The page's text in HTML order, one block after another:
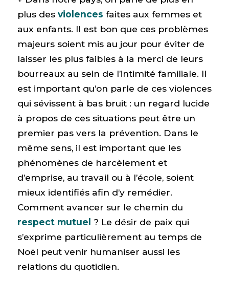
plus des violences faites aux femmes et
aux enfants. Il est bon que ces problèmes
majeurs soient mis au jour pour éviter de
laisser les plus faibles à la merci de leurs
bourreaux au sein de l’intimité familiale. Il
est important qu’on parle de ces violences
qui sévissent à bas bruit : un regard lucide
à propos de ces situations peut être un
premier pas vers la prévention. Dans le
même sens, il est important que les
phénomènes de harcèlement et
d’emprise, au travail ou à l’école, soient
mieux identifiés afin d’y remédier.
Comment avancer sur le chemin du
respect mutuel ? Le désir de paix qui
s’exprime particulièrement au temps de
Noël peut venir humaniser aussi les
relations du quotidien.